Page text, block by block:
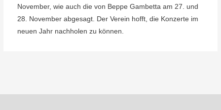
November, wie auch die von Beppe Gambetta am 27. und
28. November abgesagt. Der Verein hofft, die Konzerte im
neuen Jahr nachholen zu können.